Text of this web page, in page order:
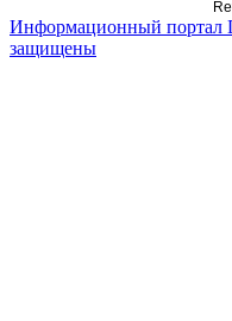
Информационный портал
защищены